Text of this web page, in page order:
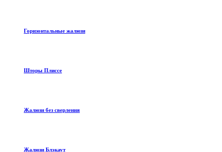
Горизонтальные жалюзи
Шторы Плиссе
Жалюзи без сверления
Жалюзи Блэкаут